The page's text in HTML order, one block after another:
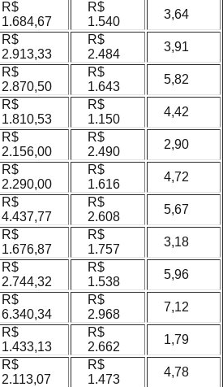
R$
1.684,67
R$
1.540
3,64
R$
2.913,33
R$
2.484
3,91
R$
2.870,50
R$
1.643
5,82
R$
1.810,53
R$
1.150
4,42
R$
2.156,00
R$
2.490
2,90
R$
2.290,00
R$
1.616
4,72
R$
4.437,77
R$
2.608
5,67
R$
1.676,87
R$
1.757
3,18
R$
2.744,32
R$
1.538
5,96
R$
6.340,34
R$
2.968
7,12
R$
1.433,13
R$
2.662
1,79
R$
2.113,07
R$
1.473
4,78